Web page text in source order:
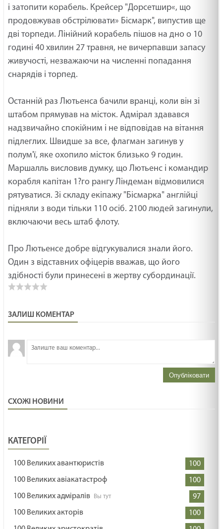
і затопити корабель. Крейсер "Дорсетшир«, що
продовжував обстрілювати» Бісмарк", випустив ще
дві торпеди. Лінійний корабель пішов на дно о 10
годині 40 хвилин 27 травня, не вичерпавши запасу
живучості, незважаючи на численні попадання
снарядів і торпед.
Останній раз Лютьенса бачили вранці, коли він зі
штабом прямував на місток. Адмірал здавався
надзвичайно спокійним і не відповідав на вітання
підлеглих. Швидше за все, флагман загинув у
полум'ї, яке охопило місток близько 9 годин.
Маршалль висловив думку, що Лютьенс і командир
корабля капітан 1?го рангу Ліндеман відмовилися
рятуватися. Зі складу екіпажу "Бісмарка" англійці
підняли з води тільки 110 осіб. 2100 людей загинули,
включаючи весь штаб флоту.
Про Лютьенсе добре відгукувалися знали його.
Один з відставних офіцерів вважав, що його
здібності були принесені в жертву субординації.
ЗАЛИШ КОМЕНТАР
Опубліковати
СХОЖІ НОВИНИ
КАТЕГОРІЇ
100 Великих авантюристів
100
100 Великих авіакатастроф
100
100 Великих адміралів
97
100 Великих акторів
100